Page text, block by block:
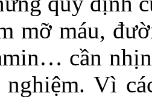
mỡ máu,
cần
Vì